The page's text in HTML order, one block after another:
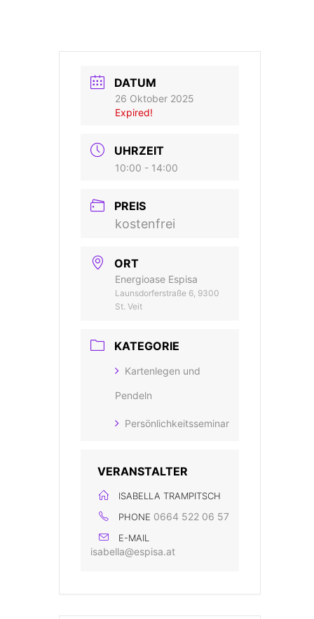
DATUM
26 Oktober 2025
Expired!
UHRZEIT
10:00 - 14:00
PREIS
kostenfrei
ORT
Energioase Espisa
Launsdorferstraße 6, 9300
St. Veit
KATEGORIE
Kartenlegen und
Pendeln
Persönlichkeitsseminar
VERANSTALTER
ISABELLA TRAMPITSCH
PHONE 0664 522 06 57
E-MAIL
isabella@espisa.at